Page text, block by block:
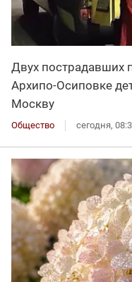
Двух пострадавших
Архипо-Осиповке
Москву
Общество сегодня,